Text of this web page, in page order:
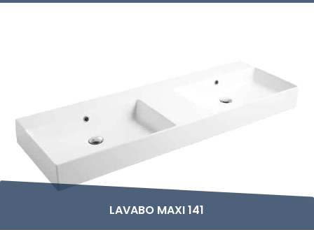
LAVABO MAXI 141